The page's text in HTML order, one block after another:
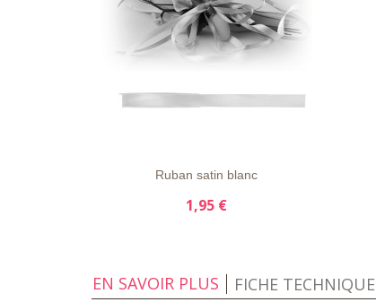
Ruban satin blanc
1,95 €
EN SAVOIR PLUS FICHE TECHNIQUE